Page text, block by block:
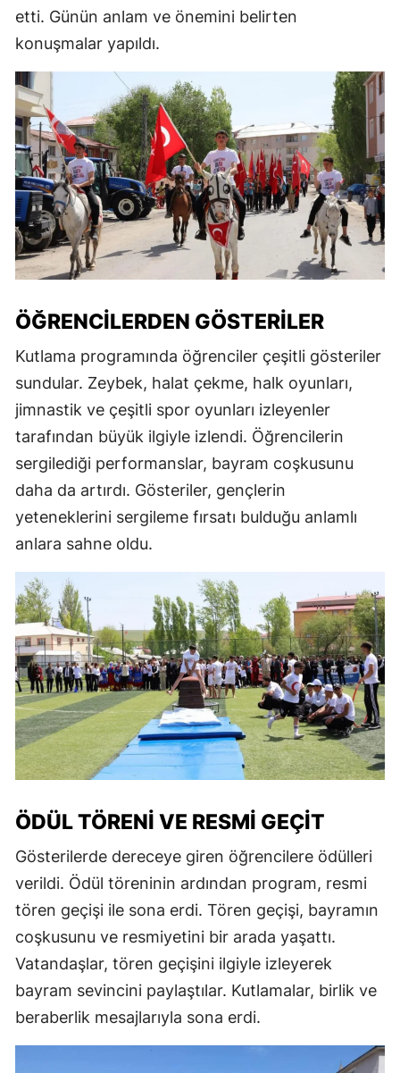
etti. Günün anlam ve önemini belirten
konuşmalar yapıldı.
ÖĞRENCILERDEN GÖSTERILER
Kutlama programında öğrenciler çeşitli gösteriler
sundular. Zeybek, halat çekme, halk oyunları,
jimnastik ve çeşitli spor oyunları izleyenler
tarafından büyük ilgiyle izlendi. Öğrencilerin
sergilediği performanslar, bayram coşkusunu
daha da artırdı. Gösteriler, gençlerin
yeteneklerini sergileme fırsatı bulduğu anlamlı
anlara sahne oldu.
ÖDÜL TÖRENI VE RESMI GEÇIT
Gösterilerde dereceye giren öğrencilere ödülleri
verildi. Ödül töreninin ardından program, resmi
tören geçişi ile sona erdi. Tören geçişi, bayramın
coşkusunu ve resmiyetini bir arada yaşattı.
Vatandaşlar, tören geçişini ilgiyle izleyerek
bayram sevincini paylaştılar. Kutlamalar, birlik ve
beraberlik mesajlarıyla sona erdi.